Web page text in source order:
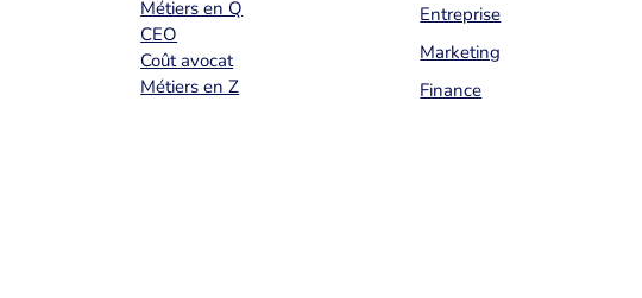
Métiers en Q
CEO
Coût avocat
Métiers en Z
Entreprise
Marketing
Finance